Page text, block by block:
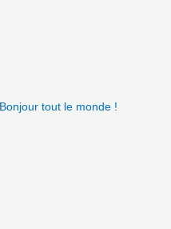
Bonjour tout le monde !